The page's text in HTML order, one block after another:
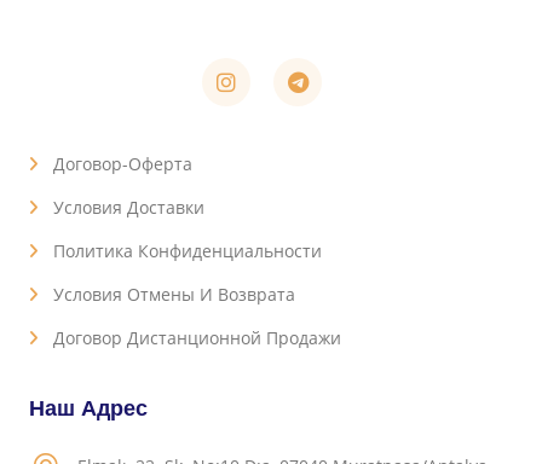
Договор-Оферта
Условия Доставки
Политика Конфиденциальности
Условия Отмены И Возврата
Договор Дистанционной Продажи
Наш Адрес